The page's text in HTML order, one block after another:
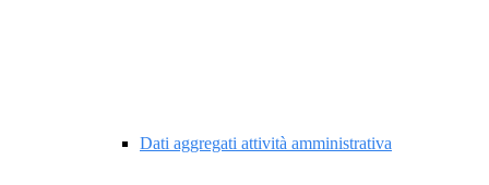
Dati aggregati attività amministrativa